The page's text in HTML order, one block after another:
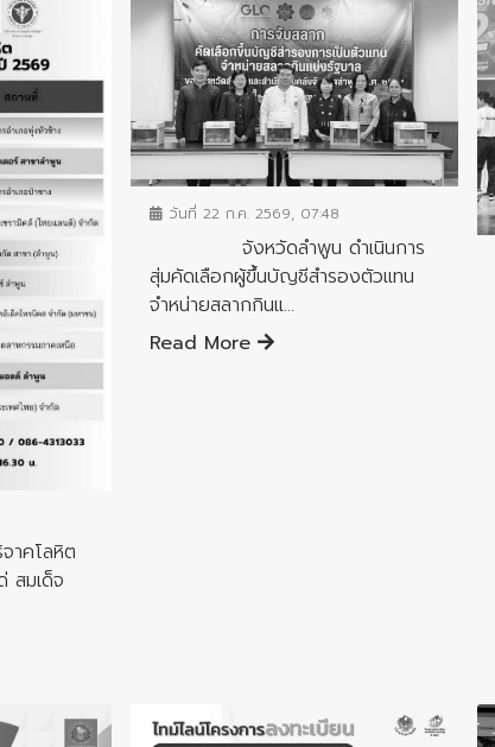
โลหิต
สมเด็จ
ข่าวประชาสัมพันธ์
วันที่ 22 ก.ค. 2569, 07:48
จังหวัดลำพูน ดำเนินการ
สุ่มคัดเลือกผู้ขึ้นบัญชีสำรองตัวแทน
จำหน่ายสลากกินแ...
Read More